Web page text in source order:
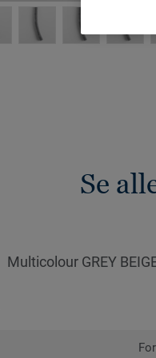
Se
Multicolour GREY